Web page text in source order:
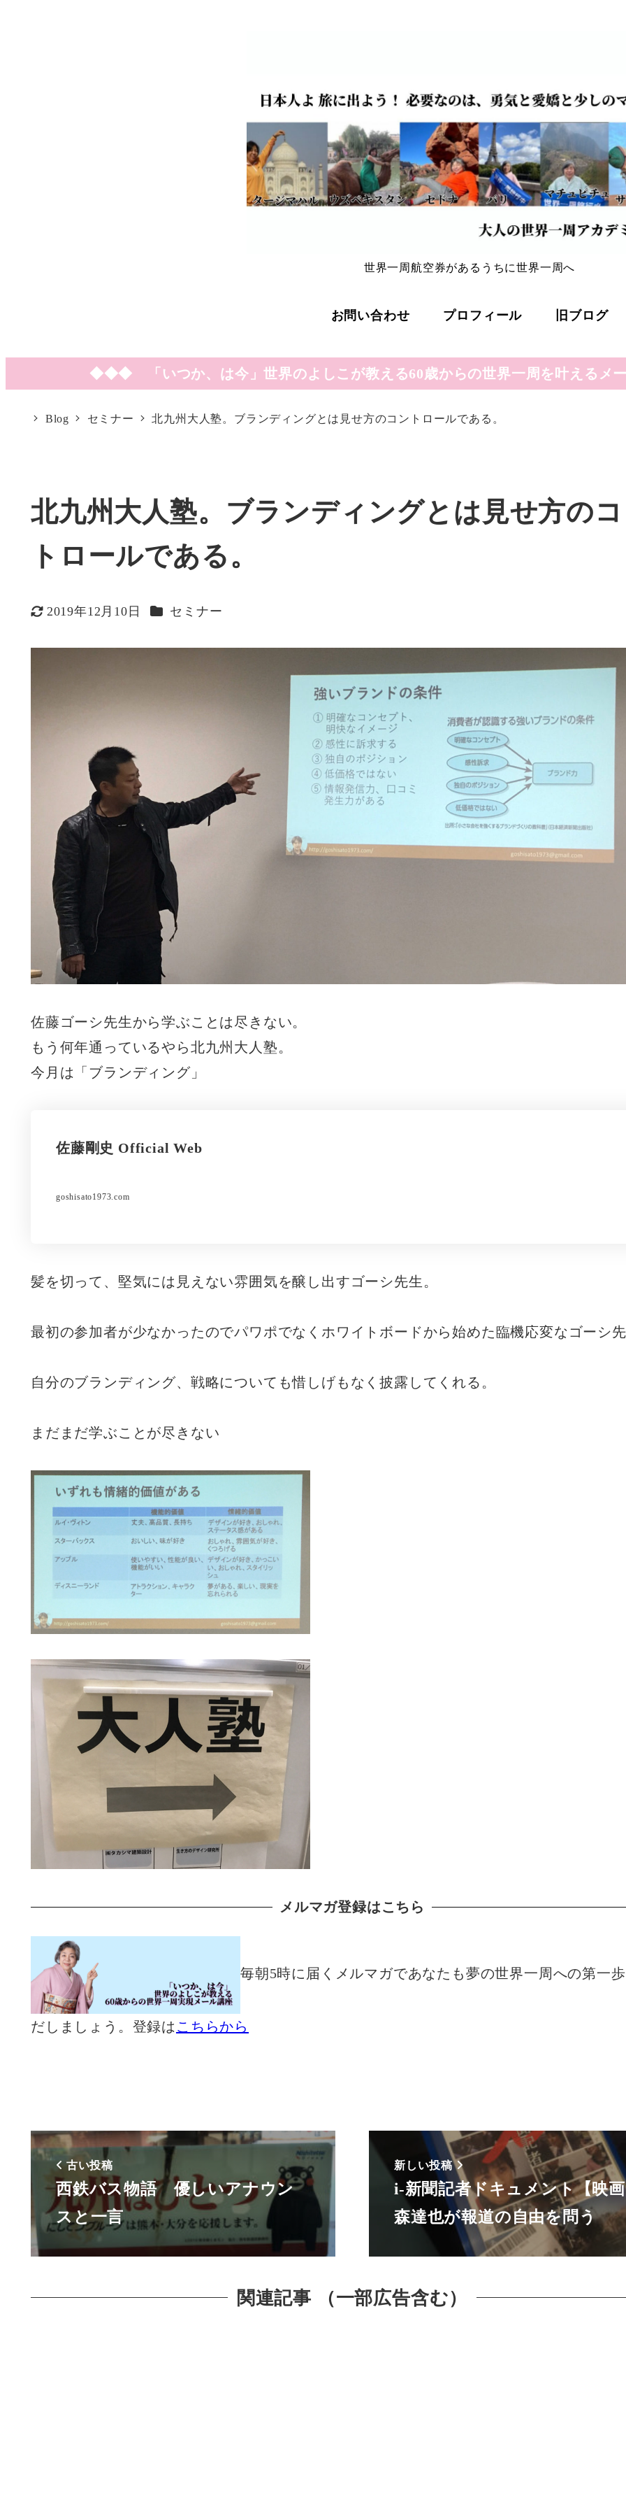
世界一周航空券があるうちに世界一周へ
お問い合わせ プロフィール 旧ブログ
◆◆◆ 「いつか、は今」世界のよしこが教える60歳からの世界一周を叶える
Blog セミナー 北九州大人塾。ブランディングとは見せ方のコントロールである。
北九州大人塾。ブランディングとは見せ方の
トロールである。
更新日
2019年12月10日 カテゴリー
セミナー
佐藤ゴーシ先生から学ぶことは尽きない。
もう何年通っているやら北九州大人塾。
今月は「ブランディング」
佐藤剛史 Official Web
goshisato1973.com
髪を切って、堅気には見えない雰囲気を醸し出すゴーシ先生。
最初の参加者が少なかったのでパワポでなくホワイトボードから始めた臨機応変なゴーシ
自分のブランディング、戦略についても惜しげもなく披露してくれる。
まだまだ学ぶことが尽きない
メルマガ登録はこちら
毎朝5時に届くメルマガであなたも夢の世界一周への第一
だしましょう。登録は こちらから
古い投稿
西鉄バス物語 優しいアナウン
スと一言
新しい投稿
i-新聞記者ドキュメント【映
森達也が報道の自由を問う
関連記事 （一部広告含む）